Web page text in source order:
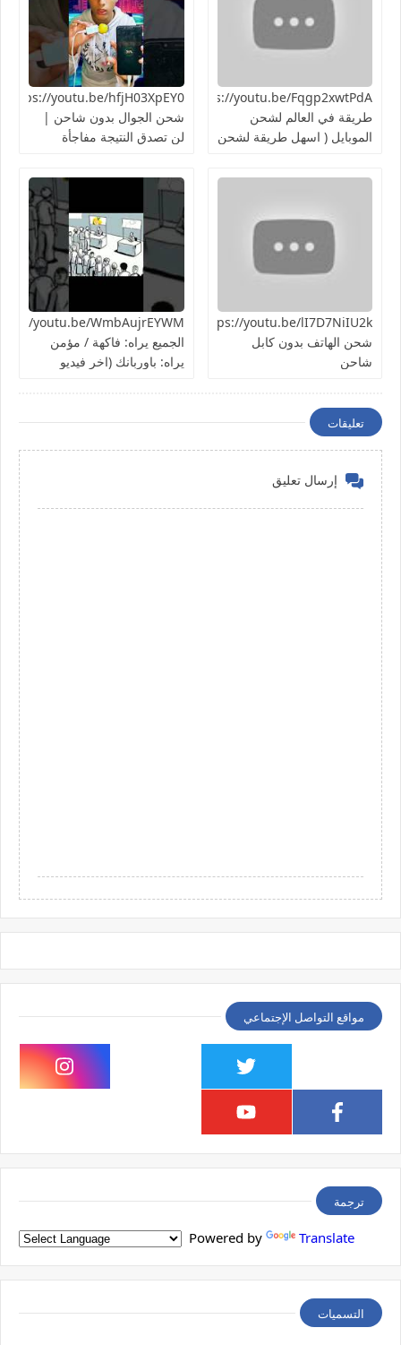
https://youtu.be/Fqgp2xwtPdAأغرب
طريقة في العالم لشحن
الموبايل ( اسهل طريقة لشحن
هتنجح؟
شحن الجوال بدون شاحن |
لن تصدق النتيجة مفاجأة
https://youtu.be/lI7D7NiIU2kطريقة
شحن الهاتف بدون كابل
شاحن
الجميع يراه: فاكهة / مؤمن
يراه: باوربانك (اخر فيديو
تعليقات
إرسال تعليق
مواقع التواصل الإجتماعي
ترجمة
Powered by Translate
التسميات